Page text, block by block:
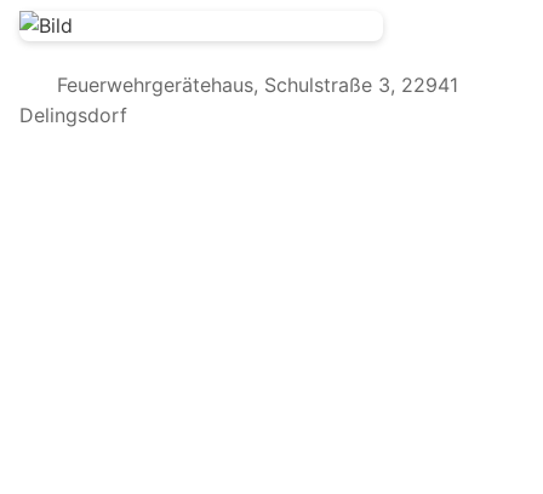
Feuerwehrgerätehaus, Schulstraße 3, 22941
Delingsdorf